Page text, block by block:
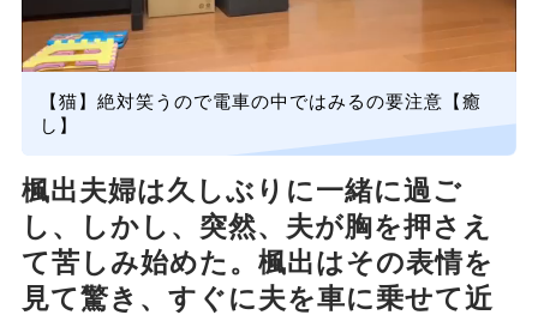
【猫】絶対笑うので電車の中ではみるの要注意【癒
し】
楓出夫婦は久しぶりに一緒に過ご
し、しかし、突然、夫が胸を押さえ
て苦しみ始めた。楓出はその表情を
見て驚き、すぐに夫を車に乗せて近